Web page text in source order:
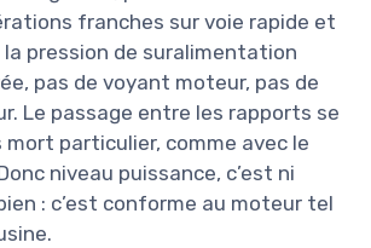
franches sur voie rapide et
la pression de suralimentation
pas de voyant moteur, pas de
Le passage entre les rapports se
particulier, comme avec le
niveau puissance, c’est ni
: c’est conforme au moteur tel